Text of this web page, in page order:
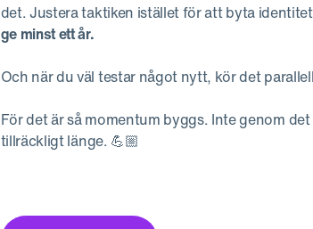
det. Justera taktiken istället för att byta
ge minst ett år.
Och när du väl testar något nytt, kör det
För det är så momentum byggs. Inte genom
tillräckligt länge. 💪🏼